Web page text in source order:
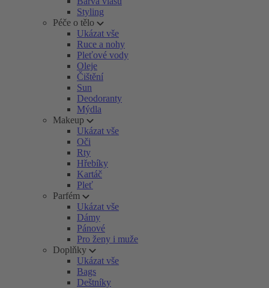
Styling
Péče o tělo
Ukázat vše
Ruce a nohy
Pleťové vody
Oleje
Čištění
Sun
Deodoranty
Mýdla
Makeup
Ukázat vše
Oči
Rty
Hřebíky
Kartáč
Pleť
Parfém
Ukázat vše
Dámy
Pánové
Pro ženy i muže
Doplňky
Ukázat vše
Bags
Deštníky